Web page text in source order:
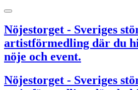
Nöjestorget - Sveriges
artistförmedling där du
nöje och event.
Nöjestorget - Sveriges